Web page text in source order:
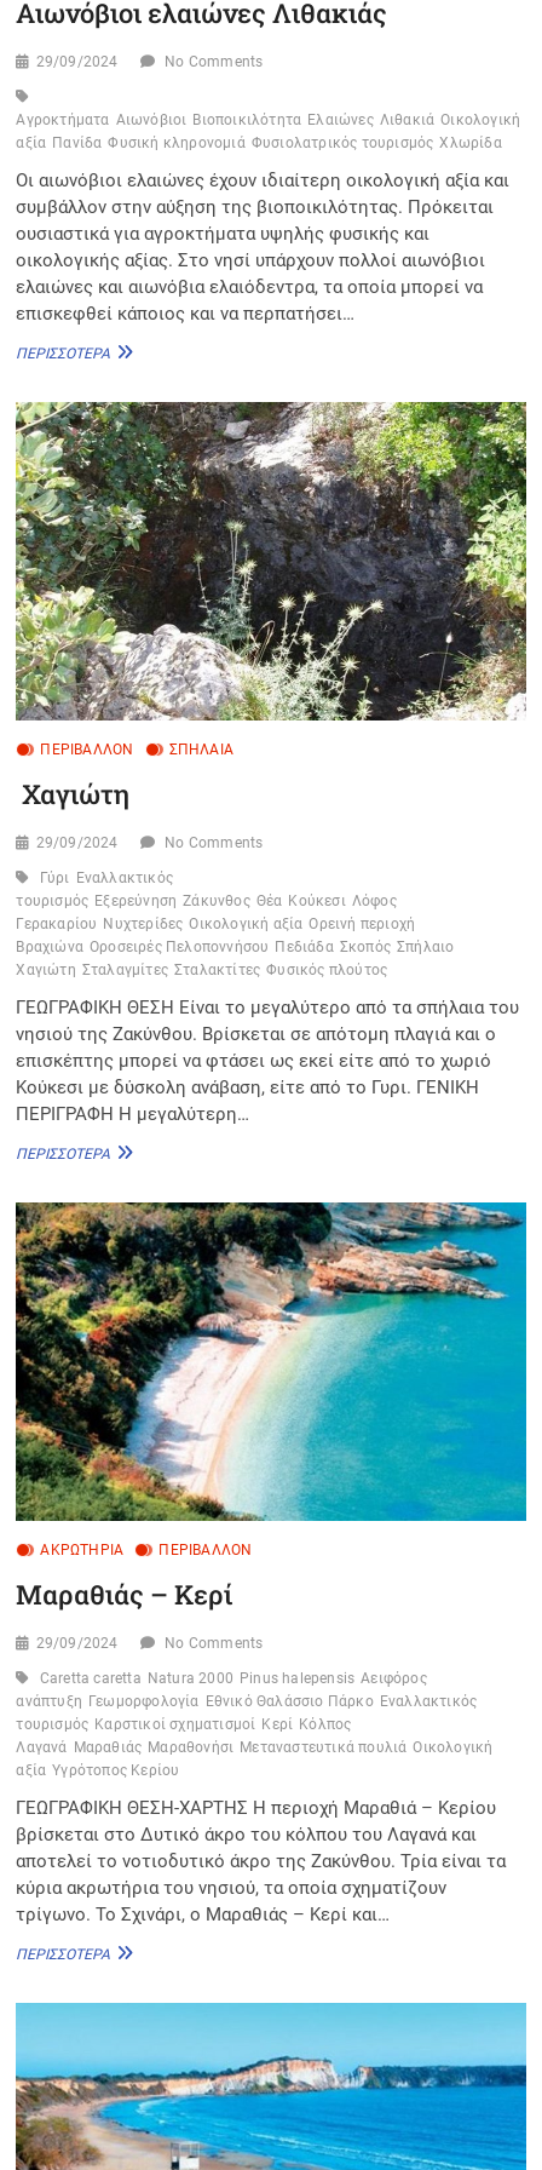
Αιωνόβιοι ελαιώνες Λιθακιάς
29/09/2024 No Comments
Αγροκτήματα Αιωνόβιοι Βιοποικιλότητα Ελαιώνες Λιθακιά Οικολογική
αξία Πανίδα Φυσική κληρονομιά Φυσιολατρικός τουρισμός Χλωρίδα
Οι αιωνόβιοι ελαιώνες έχουν ιδιαίτερη οικολογική αξία και
συμβάλλον στην αύξηση της βιοποικιλότητας. Πρόκειται
ουσιαστικά για αγροκτήματα υψηλής φυσικής και
οικολογικής αξίας. Στο νησί υπάρχουν πολλοί αιωνόβιοι
ελαιώνες και αιωνόβια ελαιόδεντρα, τα οποία μπορεί να
επισκεφθεί κάποιος και να περπατήσει…
ΠΕΡΙΣΣΌΤΕΡΑ ΑΙΩΝΌΒΙΟΙ
ΠΕΡΙΒΆΛΛΟΝ ΣΠΉΛΑΙΑ
Χαγιώτη
29/09/2024 No Comments
Γύρι Εναλλακτικός
τουρισμός Εξερεύνηση Ζάκυνθος Θέα Κούκεσι Λόφος
Γερακαρίου Νυχτερίδες Οικολογική αξία Ορεινή περιοχή
Βραχιώνα Οροσειρές Πελοποννήσου Πεδιάδα Σκοπός Σπήλαιο
Χαγιώτη Σταλαγμίτες Σταλακτίτες Φυσικός πλούτος
ΓΕΩΓΡΑΦΙΚΗ ΘΕΣΗ Είναι το μεγαλύτερο από τα σπήλαια του
νησιού της Ζακύνθου. Βρίσκεται σε απότομη πλαγιά και ο
επισκέπτης μπορεί να φτάσει ως εκεί είτε από το χωριό
Κούκεσι με δύσκολη ανάβαση, είτε από το Γυρι. ΓΕΝΙΚΗ
ΠΕΡΙΓΡΑΦΗ Η μεγαλύτερη…
ΠΕΡΙΣΣΌΤΕΡΑ ΧΑΓΙΏΤΗ
ΑΚΡΩΤΉΡΙΑ ΠΕΡΙΒΆΛΛΟΝ
Μαραθιάς – Κερί
29/09/2024 No Comments
Caretta caretta Natura 2000 Pinus halepensis Αειφόρος
ανάπτυξη Γεωμορφολογία Εθνικό Θαλάσσιο Πάρκο Εναλλακτικός
τουρισμός Καρστικοί σχηματισμοί Κερί Κόλπος
Λαγανά Μαραθιάς Μαραθονήσι Μεταναστευτικά πουλιά Οικολογική
αξία Υγρότοπος Κερίου
ΓΕΩΓΡΑΦΙΚΗ ΘΕΣΗ-ΧΑΡΤΗΣ Η περιοχή Μαραθιά – Κερίου
βρίσκεται στο Δυτικό άκρο του κόλπου του Λαγανά και
αποτελεί το νοτιοδυτικό άκρο της Ζακύνθου. Τρία είναι τα
κύρια ακρωτήρια του νησιού, τα οποία σχηματίζουν
τρίγωνο. Το Σχινάρι, ο Μαραθιάς – Κερί και…
ΠΕΡΙΣΣΌΤΕΡΑ ΜΑΡΑΘΙΆΣ